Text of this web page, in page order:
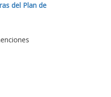
del Plan de